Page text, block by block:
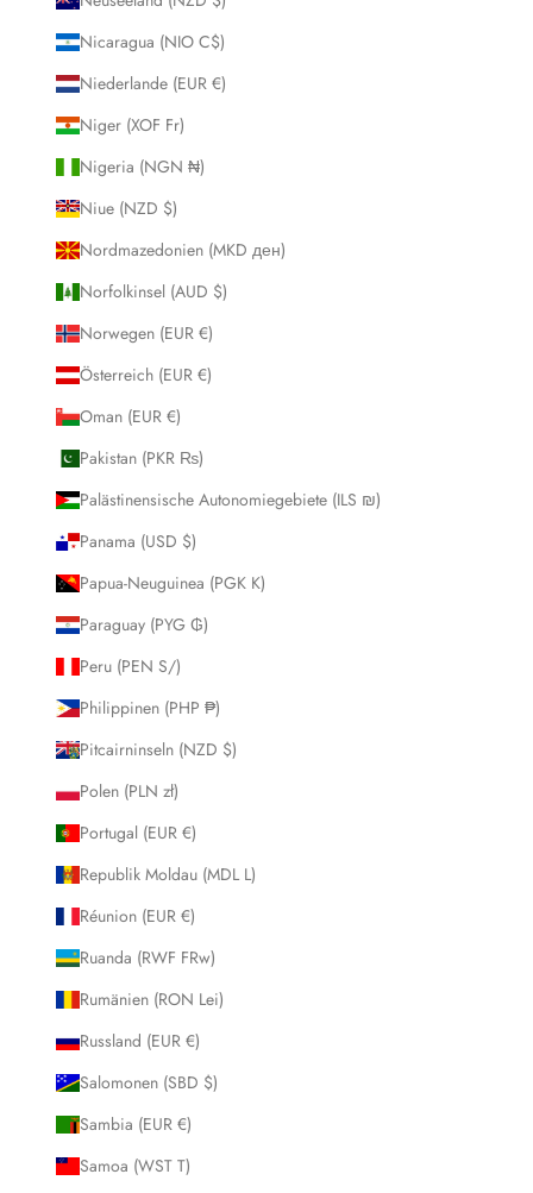
Nicaragua (NIO C$)
Niederlande (EUR €)
Niger (XOF Fr)
Nigeria (NGN ₦)
Niue (NZD $)
Nordmazedonien (MKD ден)
Norfolkinsel (AUD $)
Norwegen (EUR €)
Österreich (EUR €)
Oman (EUR €)
Pakistan (PKR ₨)
Palästinensische Autonomiegebiete (ILS ₪)
Panama (USD $)
Papua-Neuguinea (PGK K)
Paraguay (PYG ₲)
Peru (PEN S/)
Philippinen (PHP ₱)
Pitcairninseln (NZD $)
Polen (PLN zł)
Portugal (EUR €)
Republik Moldau (MDL L)
Réunion (EUR €)
Ruanda (RWF FRw)
Rumänien (RON Lei)
Russland (EUR €)
Salomonen (SBD $)
Sambia (EUR €)
Samoa (WST T)